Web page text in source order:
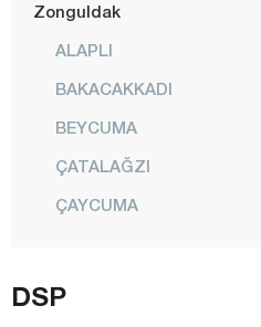
Zonguldak
ALAPLI
BAKACAKKADI
BEYCUMA
ÇATALAĞZI
ÇAYCUMA
DSP